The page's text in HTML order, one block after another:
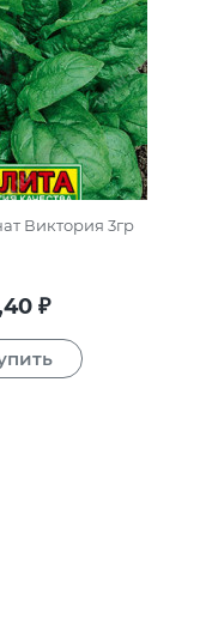
Виктория 3гр
₽